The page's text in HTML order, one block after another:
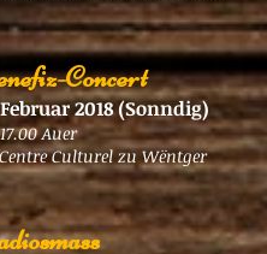
Concert
2018 (Sonndig)
Auer
Culturel zu Wëntger